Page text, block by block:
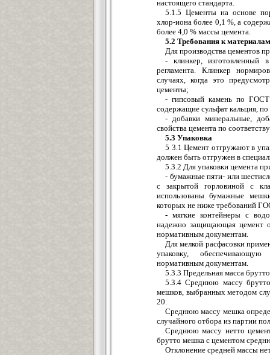
настоящего стандарта.
5.1.5 Цементы на основе
хлор-иона более 0,1 %, а
более 4,0 % массы цемента.
5.2 Требования к материалам
Для производства цементов
- клинкер, изготовленный в
регламента. Клинкер
случаях, когда это
цементы;
- гипсовый камень по ГОСТ
содержащие сульфат кальция,
- добавки минеральные,
свойства цемента по
5.3 Упаковка
5 3.1 Цемент отгружают в
должен быть отгружен в
5.3.2 Для упаковки цемента
- бумажные пяти- или
с закрытой горловиной с
использованы бумажные
которых не ниже требований
- мягкие контейнеры с
надежно защищающая цемент
нормативным документам.
Для мелкой расфасовки
упаковку,
нормативным документам.
5.3.3 Предельная масса
5.3.4 Среднюю массу
мешков, выбранных методом
20.
Среднюю массу мешка
случайного отбора из партии
Среднюю массу нетто
брутто мешка с цементом
Отклонение средней массы